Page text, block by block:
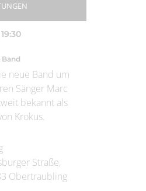
19:30
Band
neue Band um
Sänger Marc
bekannt als
Krokus.
Straße,
Obertraubling